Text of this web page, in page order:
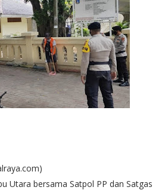
Utara bersama Satpol PP dan Satgas